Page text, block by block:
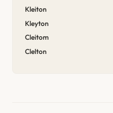
Kleiton
Kleyton
Cleitom
Clelton